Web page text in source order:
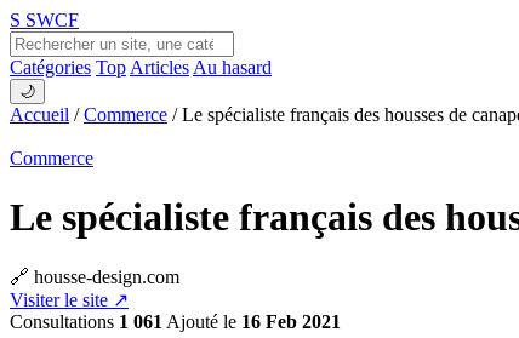
S SWCF
Catégories Top Articles Au hasard
🌙
Accueil /Commerce /Le spécialiste français des housses de
Commerce
Le spécialiste français des
🔗 housse-design.com
Visiter le site ↗
Consultations 1 061 Ajouté le 16 Feb 2021